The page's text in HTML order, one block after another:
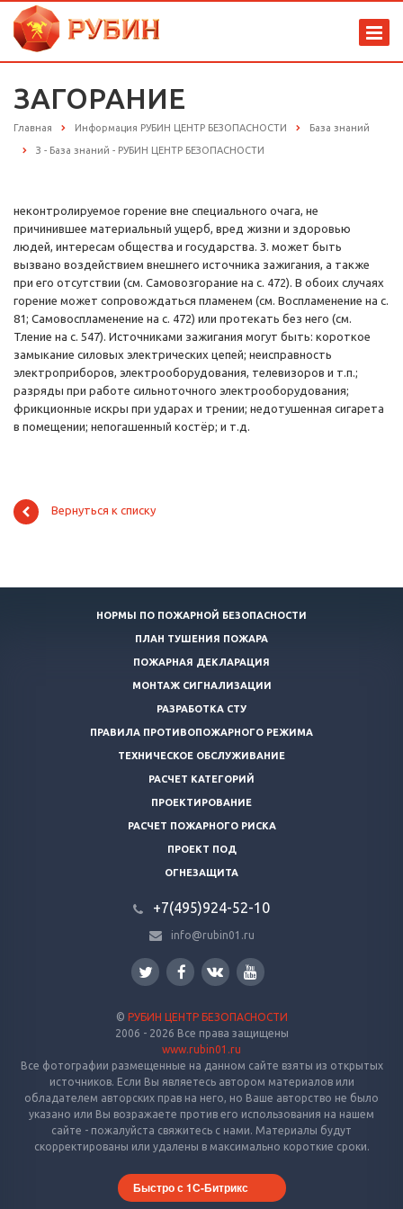
ЗАГОРАНИЕ
Главная Информация РУБИН ЦЕНТР БЕЗОПАСНОСТИ База знаний
З - База знаний - РУБИН ЦЕНТР БЕЗОПАСНОСТИ
неконтролируемое горение вне специального очага, не
причинившее материальный ущерб, вред жизни и здоровью
людей, интересам общества и государства. З. может быть
вызвано воздействием внешнего источника зажигания, а также
при его отсутствии (см. Самовозгорание на с. 472). В обоих случаях
горение может сопровождаться пламенем (см. Воспламенение на с.
81; Самовоспламенение на с. 472) или протекать без него (см.
Тление на с. 547). Источниками зажигания могут быть: короткое
замыкание силовых электрических цепей; неисправность
электроприборов, электрооборудования, телевизоров и т.п.;
разряды при работе сильноточного электрооборудования;
фрикционные искры при ударах и трении; недотушенная сигарета
в помещении; непогашенный костёр; и т.д.
Вернуться к списку
НОРМЫ ПО ПОЖАРНОЙ БЕЗОПАСНОСТИ
ПЛАН ТУШЕНИЯ ПОЖАРА
ПОЖАРНАЯ ДЕКЛАРАЦИЯ
МОНТАЖ СИГНАЛИЗАЦИИ
РАЗРАБОТКА СТУ
ПРАВИЛА ПРОТИВОПОЖАРНОГО РЕЖИМА
ТЕХНИЧЕСКОЕ ОБСЛУЖИВАНИЕ
РАСЧЕТ КАТЕГОРИЙ
ПРОЕКТИРОВАНИЕ
РАСЧЕТ ПОЖАРНОГО РИСКА
ПРОЕКТ ПОД
ОГНЕЗАЩИТА
+7(495)924-52-10
info@rubin01.ru
© РУБИН ЦЕНТР БЕЗОПАСНОСТИ
2006 - 2026 Все права защищены
www.rubin01.ru
Все фотографии размещенные на данном сайте взяты из открытых
источников. Если Вы являетесь автором материалов или
обладателем авторских прав на него, но Ваше авторство не было
указано или Вы возражаете против его использования на нашем
сайте - пожалуйста свяжитесь с нами. Материалы будут
скорректированы или удалены в максимально короткие сроки.
Быстро с 1С-Битрикс